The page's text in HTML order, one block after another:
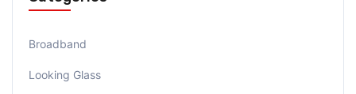
Broadband
Looking Glass